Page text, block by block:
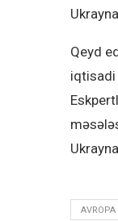
Qeyd
iqtisadi
AVROPA